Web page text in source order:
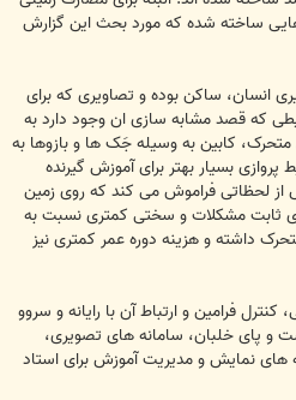
ساخته شده که مورد بحث این گزارش
انسان، ساکن بوده و تصاویری که برای
که قصد مشابه سازی ان وجود دارد به
کابین به وسیله جَک ها و بازوها به
بسیار بهتر برای آموزش گیرنده
لحظاتی فراموش می کند که روی زمین
مشکلات و سختی کمتری نسبت به
داشته و هزینه دوره عمر کمتری نیز
کنترل فرامین و ارتباط آن با رایانه و سروو
و پای خلبان، سامانه های تصویری،
های نمایش و مدیریت آموزش برای استاد